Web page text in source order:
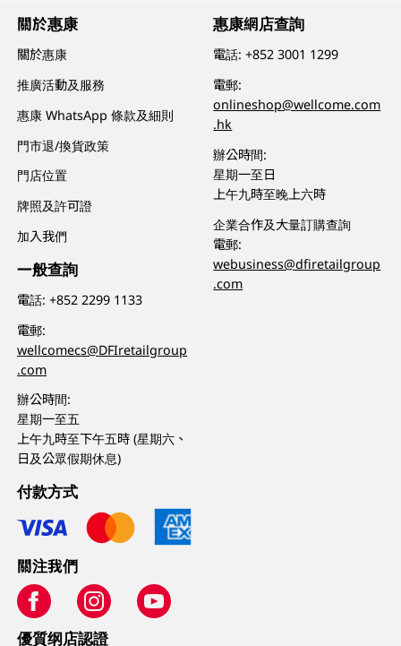
關於惠康
關於惠康
推廣活動及服務
惠康 WhatsApp 條款及細則
門市退/換貨政策
門店位置
牌照及許可證
加入我們
一般查詢
電話:+852 2299 1133
電郵:
wellcomecs@DFIretailgroup
.com
辦公時間:
星期一至五
上午九時至下午五時 (星期六、
日及公眾假期休息)
惠康網店查詢
電話:+852 3001 1299
電郵:
onlineshop@wellcome.com
.hk
辦公時間:
星期一至日
上午九時至晚上六時
企業合作及大量訂購查詢
電郵:
webusiness@dfiretailgroup
.com
付款方式
關注我們
優質纲店認證